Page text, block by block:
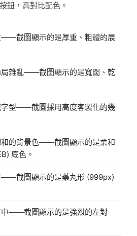
鈕，高對比配色。
——截圖顯示的是厚重、粗體的展
局雜亂——截圖顯示的是寬闊、乾
字型——截圖採用高度客製化的幾
和的背景色——截圖顯示的是柔和
底色。
——截圖顯示的是藥丸形 (999px)
中——截圖顯示的是強烈的左對